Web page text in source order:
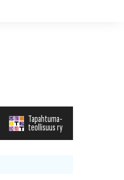
Tapahtuma-
teollisuus ry